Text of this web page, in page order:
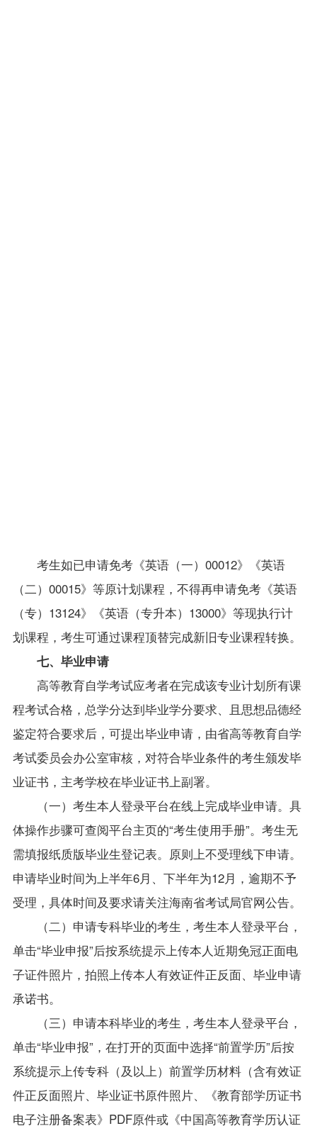
考生如已申请免考《英语（一）00012》《英语
（二）00015》等原计划课程，不得再申请免考《英语
（专）13124》《英语（专升本） 13000》等现执行计
划课程，考生可通过课程顶替完成新旧专业课程转换。
七、毕业申请
高等教育自学考试应考者在完成该专业计划所有课
程考试合格，总学分达到毕业学分要求、且思想品德经
鉴定符合要求后，可提出毕业申请，由省高等教育自学
考试委员会办公室审核，对符合毕业条件的考生颁发毕
业证书，主考学校在毕业证书上副署。
（一）考生本人登录平台在线上完成毕业申请。具
体操作步骤可查阅平台主页的“考生使用手册”。考生无
需填报纸质版毕业生登记表。原则上不受理线下申请。
申请毕业时间为上半年6月、下半年为12月，逾期不予
受理，具体时间及要求请关注海南省考试局官网公告。
（二）申请专科毕业的考生，考生本人登录平台，
单击“毕业申报”后按系统提示上传本人近期免冠正面电
子证件照片，拍照上传本人有效证件正反面、毕业申请
承诺书。
（三）申请本科毕业的考生，考生本人登录平台，
单击“毕业申报”，在打开的页面中选择“前置学历”后按
系统提示上传专科（及以上）前置学历材料（含有效证
件正反面照片、毕业证书原件照片、《教育部学历证书
电子注册备案表》PDF原件或《中国高等教育学历认证